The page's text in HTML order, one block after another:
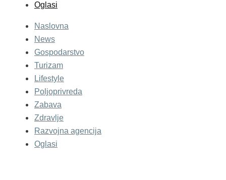
Oglasi
Naslovna
News
Gospodarstvo
Turizam
Lifestyle
Poljoprivreda
Zabava
Zdravlje
Razvojna agencija
Oglasi